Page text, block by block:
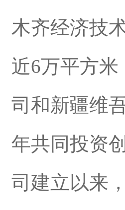
木齐经济技
近6万平方
司和新疆维
年共同投资
司建立以来